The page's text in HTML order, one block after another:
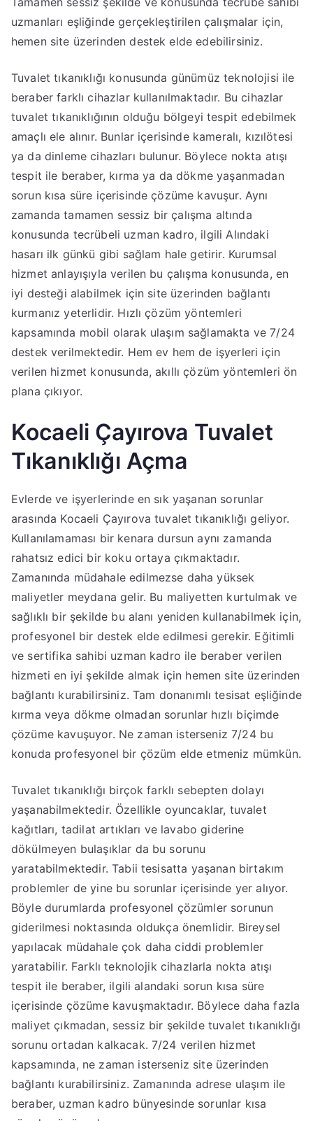
uzmanları eşliğinde gerçekleştirilen çalışmalar için,
hemen site üzerinden destek elde edebilirsiniz.
Tuvalet tıkanıklığı konusunda günümüz teknolojisi ile
beraber farklı cihazlar kullanılmaktadır. Bu cihazlar
tuvalet tıkanıklığının olduğu bölgeyi tespit edebilmek
amaçlı ele alınır. Bunlar içerisinde kameralı, kızılötesi
ya da dinleme cihazları bulunur. Böylece nokta atışı
tespit ile beraber, kırma ya da dökme yaşanmadan
sorun kısa süre içerisinde çözüme kavuşur. Aynı
zamanda tamamen sessiz bir çalışma altında
konusunda tecrübeli uzman kadro, ilgili Alındaki
hasarı ilk günkü gibi sağlam hale getirir. Kurumsal
hizmet anlayışıyla verilen bu çalışma konusunda, en
iyi desteği alabilmek için site üzerinden bağlantı
kurmanız yeterlidir. Hızlı çözüm yöntemleri
kapsamında mobil olarak ulaşım sağlamakta ve 7/24
destek verilmektedir. Hem ev hem de işyerleri için
verilen hizmet konusunda, akıllı çözüm yöntemleri ön
plana çıkıyor.
Kocaeli Çayırova Tuvalet
Tıkanıklığı Açma
Evlerde ve işyerlerinde en sık yaşanan sorunlar
arasında Kocaeli Çayırova tuvalet tıkanıklığı geliyor.
Kullanılamaması bir kenara dursun aynı zamanda
rahatsız edici bir koku ortaya çıkmaktadır.
Zamanında müdahale edilmezse daha yüksek
maliyetler meydana gelir. Bu maliyetten kurtulmak ve
sağlıklı bir şekilde bu alanı yeniden kullanabilmek için,
profesyonel bir destek elde edilmesi gerekir. Eğitimli
ve sertifika sahibi uzman kadro ile beraber verilen
hizmeti en iyi şekilde almak için hemen site üzerinden
bağlantı kurabilirsiniz. Tam donanımlı tesisat eşliğinde
kırma veya dökme olmadan sorunlar hızlı biçimde
çözüme kavuşuyor. Ne zaman isterseniz 7/24 bu
konuda profesyonel bir çözüm elde etmeniz mümkün.
Tuvalet tıkanıklığı birçok farklı sebepten dolayı
yaşanabilmektedir. Özellikle oyuncaklar, tuvalet
kağıtları, tadilat artıkları ve lavabo giderine
dökülmeyen bulaşıklar da bu sorunu
yaratabilmektedir. Tabii tesisatta yaşanan birtakım
problemler de yine bu sorunlar içerisinde yer alıyor.
Böyle durumlarda profesyonel çözümler sorunun
giderilmesi noktasında oldukça önemlidir. Bireysel
yapılacak müdahale çok daha ciddi problemler
yaratabilir. Farklı teknolojik cihazlarla nokta atışı
tespit ile beraber, ilgili alandaki sorun kısa süre
içerisinde çözüme kavuşmaktadır. Böylece daha fazla
maliyet çıkmadan, sessiz bir şekilde tuvalet tıkanıklığı
sorunu ortadan kalkacak. 7/24 verilen hizmet
kapsamında, ne zaman isterseniz site üzerinden
bağlantı kurabilirsiniz. Zamanında adrese ulaşım ile
beraber, uzman kadro bünyesinde sorunlar kısa